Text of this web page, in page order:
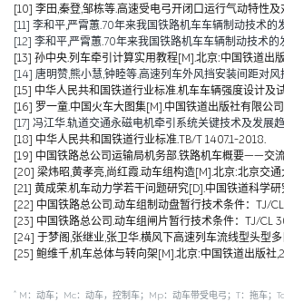
[10] 李田,秦登,邹栋等.高速受电弓开闭口运行气动特性
[11] 李和平,严霄蕙.70年来我国铁路机车车辆制动技术
[12] 李和平,严霄蕙.70年来我国铁路机车车辆制动技术
[13] 孙中央.列车牵引计算实用教程[M].北京:中国铁道出
[14] 唐明赞,熊小慧,钟睦等.高速列车外风挡安装间距对
[15] 中华人民共和国铁道行业标准.机车车辆强度设计
[16] 罗一童.中国火车大图集[M].中国铁道出版社有限公
[17] 冯江华.轨道交通永磁电机牵引系统关键技术及发展
[18] 中华人民共和国铁道行业标准.TB/T 1407.1-2018.
[19] 中国铁路总公司运输局机务部.铁路机车概要——交
[20] 梁炜昭,黄孝亮,尚红霞.动车组构造[M].北京:北京交通
[21] 黄成荣.机车动力学若干问题研究[D].中国铁道科学研
[22] 中国铁路总公司.动车组制动盘暂行技术条件：TJ/
[23] 中国铁路总公司.动车组闸片暂行技术条件：TJ/CL
[24] 于梦阁,张继业,张卫华.横风下高速列车流线型头型
[25] 鲍维千,机车总体与转向架[M].北京:中国铁道出版社
* M：动车；Mc：动车，控制车；Mp：动车带受电弓；T：拖车；